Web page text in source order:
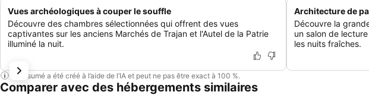
Vues archéologiques à couper le souffle
Découvre des chambres sélectionnées qui offrent des vues
captivantes sur les anciens Marchés de Trajan et l'Autel de la Patrie
illuminé la nuit.
Architecture de
Découvre la
un salon de
les nuits fraîches.
Ce résumé a été créé à l’aide de l’IA et peut ne pas être exact à 100 %.
Comparer avec des hébergements similaires